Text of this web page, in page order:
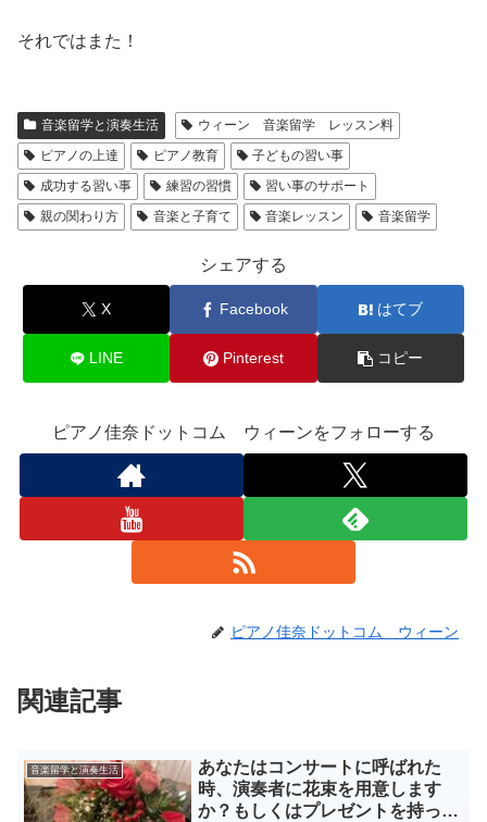
それではまた！
音楽留学と演奏生活
ウィーン 音楽留学 レッスン料
ピアノの上達
ピアノ教育
子どもの習い事
成功する習い事
練習の習慣
習い事のサポート
親の関わり方
音楽と子育て 音楽レッスン 音楽留学
シェアする
X Facebook はてブ
LINE Pinterest コピー
ピアノ佳奈ドットコム ウィーンをフォローする
ピアノ佳奈ドットコム ウィーン
関連記事
音楽留学と演奏生活
あなたはコンサートに呼ばれた
時、演奏者に花束を用意します
か？もしくはプレゼントを持って